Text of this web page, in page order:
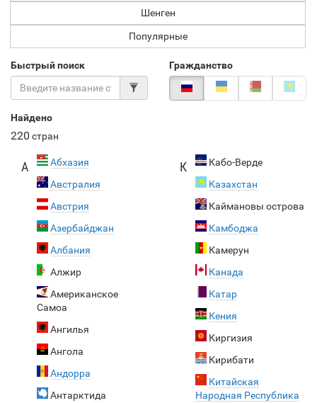
Шенген
Популярные
Быстрый поиск Гражданство
Найдено
220 стран
А
Абхазия
Австралия
Австрия
Азербайджан
Албания
Алжир
Американское
Самоа
Ангилья
Ангола
Андорра
Антарктида
К
Кабо-Верде
Казахстан
Каймановы острова
Камбоджа
Камерун
Канада
Катар
Кения
Киргизия
Кирибати
Китайская
Народная Республика